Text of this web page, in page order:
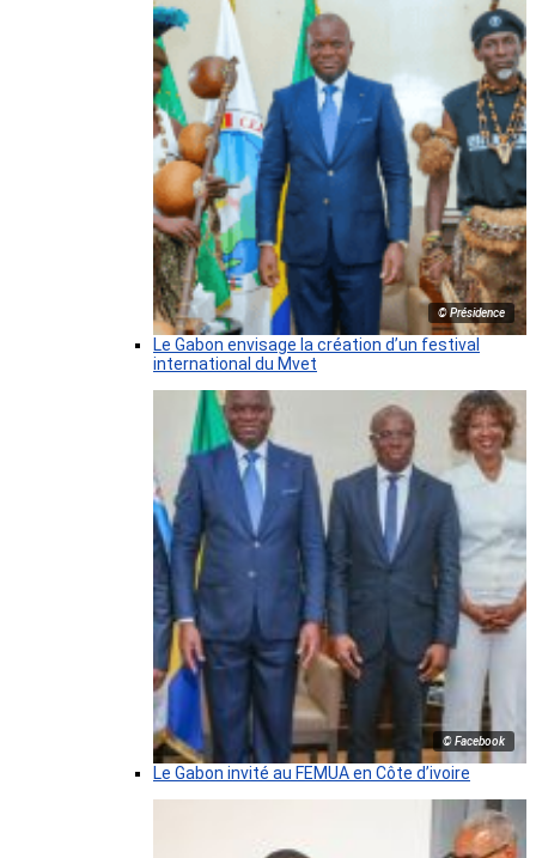
© Présidence
Le Gabon envisage la création d’un festival
international du Mvet
© Facebook
Le Gabon invité au FEMUA en Côte d’ivoire